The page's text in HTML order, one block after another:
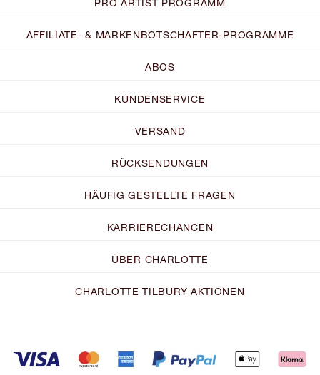
PRO ARTIST PROGRAMM
AFFILIATE- & MARKENBOTSCHAFTER-PROGRAMME
ABOS
KUNDENSERVICE
VERSAND
RÜCKSENDUNGEN
HÄUFIG GESTELLTE FRAGEN
KARRIERECHANCEN
ÜBER CHARLOTTE
CHARLOTTE TILBURY AKTIONEN